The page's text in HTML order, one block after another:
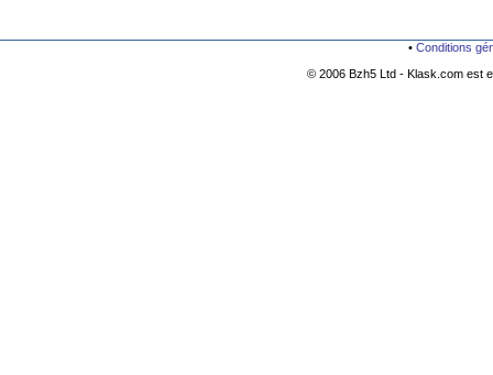
• Conditions
© 2006 Bzh5 Ltd - Klask.com est